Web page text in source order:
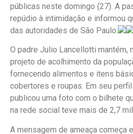
públicas neste domingo (27). A
repúdio à intimidação e informou
das autoridades de São Paulo.
O padre Julio Lancellotti mantém,
projeto de acolhimento da
fornecendo alimentos e itens
cobertores e roupas. Em seu
publicou uma foto com o bilhete
na rede social teve mais de 2,7
A mensagem de ameaça começa